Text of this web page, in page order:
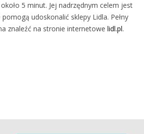
5 minut. Jej nadrzędnym celem jest
udoskonalić sklepy Lidla. Pełny
znaleźć na stronie internetowe lidl.pl.